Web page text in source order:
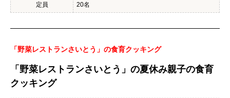
定員 20名
「野菜レストランさいとう」の食育クッキング
「野菜レストランさいとう」の夏休み親子の食育
クッキング